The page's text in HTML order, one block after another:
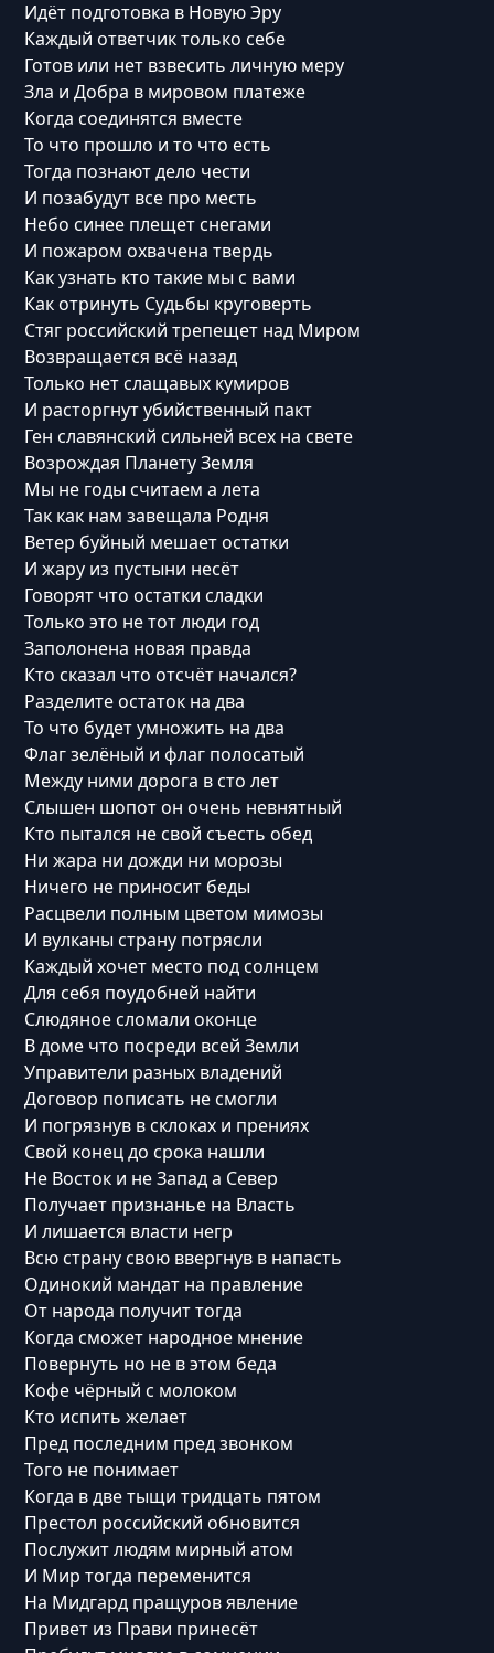
Идёт подготовка в Новую Эру
Каждый ответчик только себе
Готов или нет взвесить личную меру
Зла и Добра в мировом платеже
Когда соединятся вместе
То что прошло и то что есть
Тогда познают дело чести
И позабудут все про месть
Небо синее плещет снегами
И пожаром охвачена твердь
Как узнать кто такие мы с вами
Как отринуть Судьбы круговерть
Стяг российский трепещет над Миром
Возвращается всё назад
Только нет слащавых кумиров
И расторгнут убийственный пакт
Ген славянский сильней всех на свете
Возрождая Планету Земля
Мы не годы считаем а лета
Так как нам завещала Родня
Ветер буйный мешает остатки
И жару из пустыни несёт
Говорят что остатки сладки
Только это не тот люди год
Заполонена новая правда
Кто сказал что отсчёт начался?
Разделите остаток на два
То что будет умножить на два
Флаг зелёный и флаг полосатый
Между ними дорога в сто лет
Слышен шопот он очень невнятный
Кто пытался не свой съесть обед
Ни жара ни дожди ни морозы
Ничего не приносит беды
Расцвели полным цветом мимозы
И вулканы страну потрясли
Каждый хочет место под солнцем
Для себя поудобней найти
Слюдяное сломали оконце
В доме что посреди всей Земли
Управители разных владений
Договор пописать не смогли
И погрязнув в склоках и прениях
Свой конец до срока нашли
Не Восток и не Запад а Север
Получает признанье на Власть
И лишается власти негр
Всю страну свою ввергнув в напасть
Одинокий мандат на правление
От народа получит тогда
Когда сможет народное мнение
Повернуть но не в этом беда
Кофе чёрный с молоком
Кто испить желает
Пред последним пред звонком
Того не понимает
Когда в две тыщи тридцать пятом
Престол российский обновится
Послужит людям мирный атом
И Мир тогда переменится
На Мидгард пращуров явление
Привет из Прави принесёт